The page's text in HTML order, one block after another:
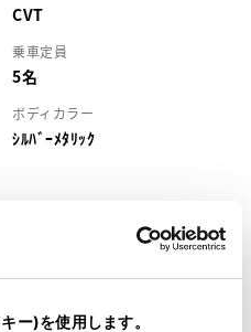
ー)を使用します。
CVT
乗車定員
5名
ボディカラー
ｼﾙﾊﾞｰﾒﾀﾘｯｸ